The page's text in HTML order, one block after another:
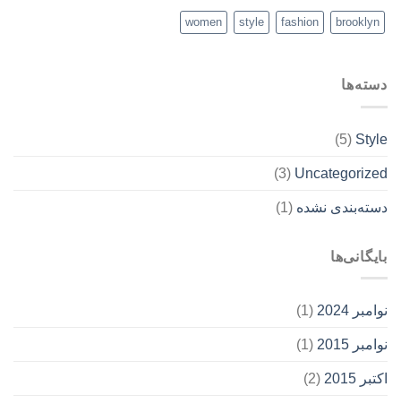
brooklyn
fashion
style
women
دسته‌ها
Style
(5)
Uncategorized
(3)
دسته‌بندی نشده (1)
بایگانی‌ها
نوامبر 2024 (1)
نوامبر 2015 (1)
اکتبر 2015 (2)